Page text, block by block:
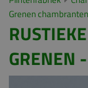
Grenen chambranten
GRENEN